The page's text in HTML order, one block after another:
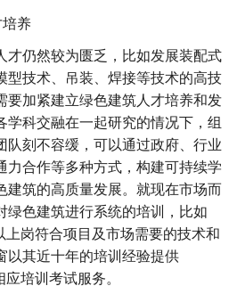
培养
才仍然较为匮乏，比如发展装配式
型技术、吊装、焊接等技术的高技
要加紧建立绿色建筑人才培养和发
学科交融在一起研究的情况下，组
队刻不容缓，可以通过政府、行业
力合作等多种方式，构建可持续学
建筑的高质量发展。就现在市场而
绿色建筑进行系统的培训，比如
上岗符合项目及市场需要的技术和
以其近十年的培训经验提供
培训考试服务。